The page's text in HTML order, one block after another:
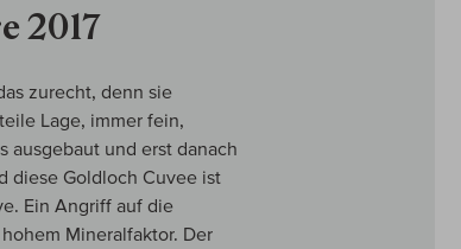
2017
zurecht, denn sie
Lage, immer fein,
ausgebaut und erst danach
diese Goldloch Cuvee ist
Ein Angriff auf die
Mineralfaktor. Der